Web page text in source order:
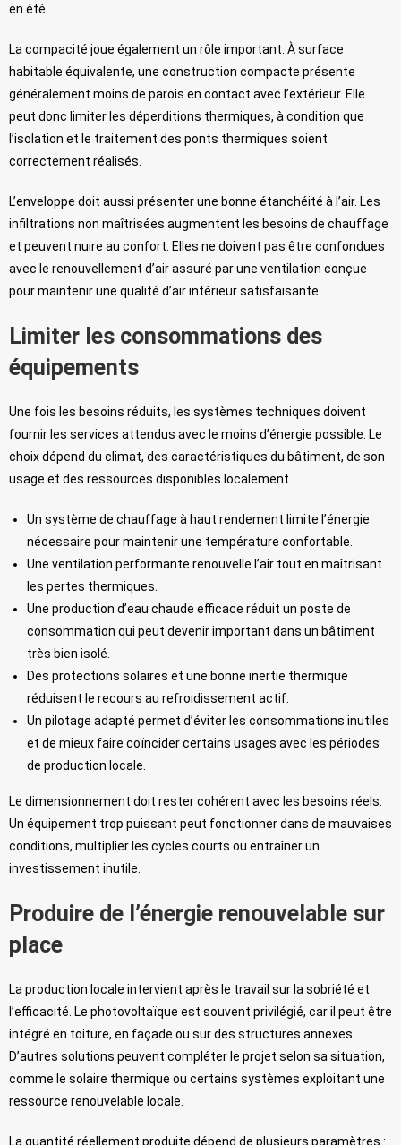
en été.
La compacité joue également un rôle important. À surface
habitable équivalente, une construction compacte présente
généralement moins de parois en contact avec l’extérieur. Elle
peut donc limiter les déperditions thermiques, à condition que
l’isolation et le traitement des ponts thermiques soient
correctement réalisés.
L’enveloppe doit aussi présenter une bonne étanchéité à l’air. Les
infiltrations non maîtrisées augmentent les besoins de chauffage
et peuvent nuire au confort. Elles ne doivent pas être confondues
avec le renouvellement d’air assuré par une ventilation conçue
pour maintenir une qualité d’air intérieur satisfaisante.
Limiter les consommations des
équipements
Une fois les besoins réduits, les systèmes techniques doivent
fournir les services attendus avec le moins d’énergie possible. Le
choix dépend du climat, des caractéristiques du bâtiment, de son
usage et des ressources disponibles localement.
Un système de chauffage à haut rendement limite l’énergie
nécessaire pour maintenir une température confortable.
Une ventilation performante renouvelle l’air tout en maîtrisant
les pertes thermiques.
Une production d’eau chaude efficace réduit un poste de
consommation qui peut devenir important dans un bâtiment
très bien isolé.
Des protections solaires et une bonne inertie thermique
réduisent le recours au refroidissement actif.
Un pilotage adapté permet d’éviter les consommations inutiles
et de mieux faire coïncider certains usages avec les périodes
de production locale.
Le dimensionnement doit rester cohérent avec les besoins réels.
Un équipement trop puissant peut fonctionner dans de mauvaises
conditions, multiplier les cycles courts ou entraîner un
investissement inutile.
Produire de l’énergie renouvelable sur
place
La production locale intervient après le travail sur la sobriété et
l’efficacité. Le photovoltaïque est souvent privilégié, car il peut être
intégré en toiture, en façade ou sur des structures annexes.
D’autres solutions peuvent compléter le projet selon sa situation,
comme le solaire thermique ou certains systèmes exploitant une
ressource renouvelable locale.
La quantité réellement produite dépend de plusieurs paramètres :